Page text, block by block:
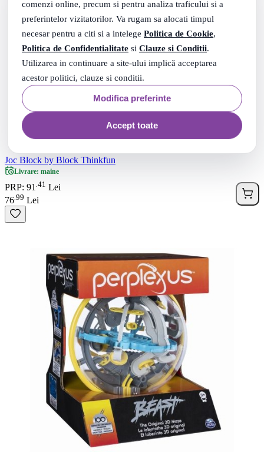
comenzi online, precum si pentru analiza traficului si a
preferintelor vizitatorilor. Va rugam sa alocati timpul
necesar pentru a citi si a intelege Politica de Cookie,
Politica de Confidentialitate si Clauze si Conditii.
Utilizarea in continuare a site-ului implică acceptarea
acestor politici, clauze si conditii.
Modifica preferinte
Accept toate
Joc Block by Block Thinkfun
Livrare: maine
PRP: 91 41 Lei
76 99 Lei